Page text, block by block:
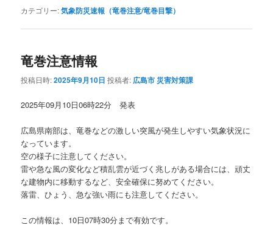
カテゴリー:気象防災速報（竜巻注意/竜巻目撃）
竜巻注意情報
投稿日時:2025年9月10日 投稿者: 広島市 災害対策課
2025年09月10日06時22分 発表
広島県南部は、竜巻などの激しい突風が発生しやすい気象状況に
なっています。
空の様子に注意してください。
雷や急な風の変化など積乱雲が近づく兆しがある場合には、頑丈
な建物内に移動するなど、安全確保に努めてください。
落雷、ひょう、急な強い雨にも注意してください。
この情報は、10日07時30分まで有効です。